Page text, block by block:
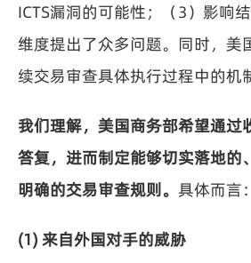
ICTS漏洞的可能性；（3）影响
维度提出了众多问题。同时，美
续交易审查具体执行过程中的机
我们理解，美国商务部希望通过
答复，进而制定能够切实落地的
明确的交易审查规则。 具体而言：
(1) 来自外国对手的威胁